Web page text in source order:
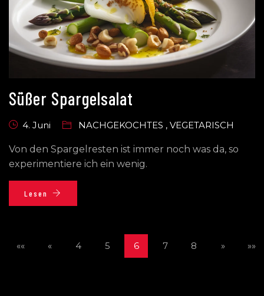
Süßer Spargelsalat
4. Juni NACHGEKOCHTES , VEGETARISCH
Von den Spargelresten ist immer noch was da, so
experimentiere ich ein wenig.
Lesen
«« « 4 5 6 7 8 » »»